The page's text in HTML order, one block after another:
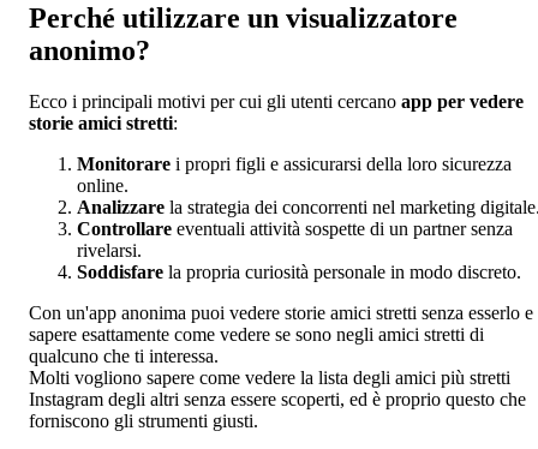
Perché utilizzare un visualizzatore
anonimo?
Ecco i principali motivi per cui gli utenti cercano app per vedere
storie amici stretti:
Monitorare i propri figli e assicurarsi della loro sicurezza
online.
Analizzare la strategia dei concorrenti nel marketing
Controllare eventuali attività sospette di un partner senza
rivelarsi.
Soddisfare la propria curiosità personale in modo discreto.
Con un'app anonima puoi vedere storie amici stretti senza esserlo e
sapere esattamente come vedere se sono negli amici stretti di
qualcuno che ti interessa.
Molti vogliono sapere come vedere la lista degli amici più stretti
Instagram degli altri senza essere scoperti, ed è proprio questo che
forniscono gli strumenti giusti.